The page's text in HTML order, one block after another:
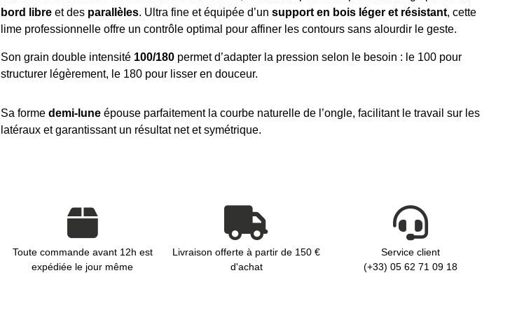
bord libreet des parallèles. Ultra fine et équipée d’un support en bois léger et résistant, cette
lime professionnelle offre un contrôle optimal pour affiner les contours sans alourdir le geste.
Son grain double intensité 100/180permet d’adapter la pression selon le besoin : le 100 pour
structurer légèrement, le 180 pour lisser en douceur.
Sa forme demi-luneépouse parfaitement la courbe naturelle de l’ongle, facilitant le travail sur les
latéraux et garantissant un résultat net et symétrique.
Toute commande avant 12h est
expédiée le jour même
Livraison offerte à partir de 150 €
d'achat
Service client
(+33) 05 62 71 09 18